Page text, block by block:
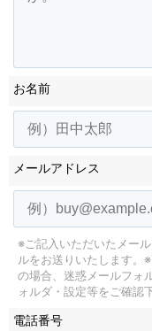
お名前
メールアドレス
※ご記入いただいたメー
ルをお送りいたします。
の場合、迷惑メールフォ
ォルダ・設定等をご確認
電話番号